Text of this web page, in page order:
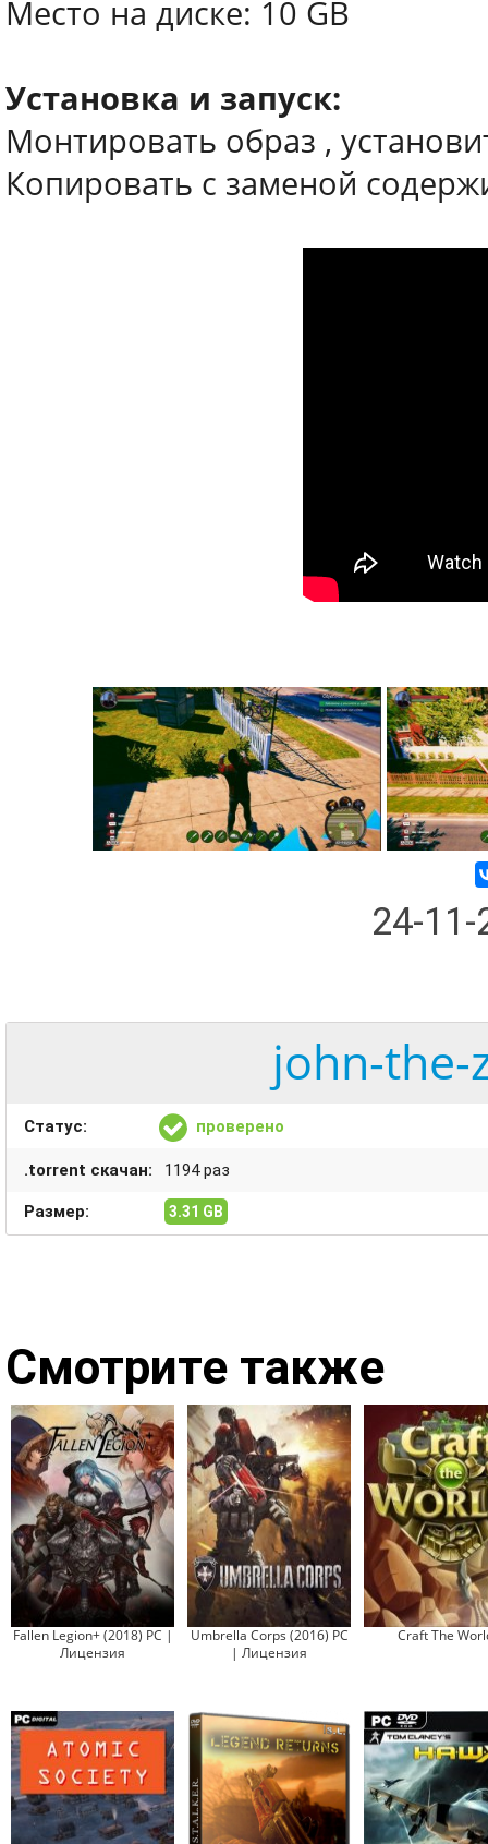
Место на диске: 10 GB
Установка и запуск:
Монтировать образ ,
Копировать с заменой
24-
john-
Статус: проверено
.torrent скачан: 1194 раз
Размер: 3.31 GB
Смотрите также
Fallen Legion+ (2018) PC |
Лицензия
Umbrella Corps (2016) PC
| Лицензия
Craft The